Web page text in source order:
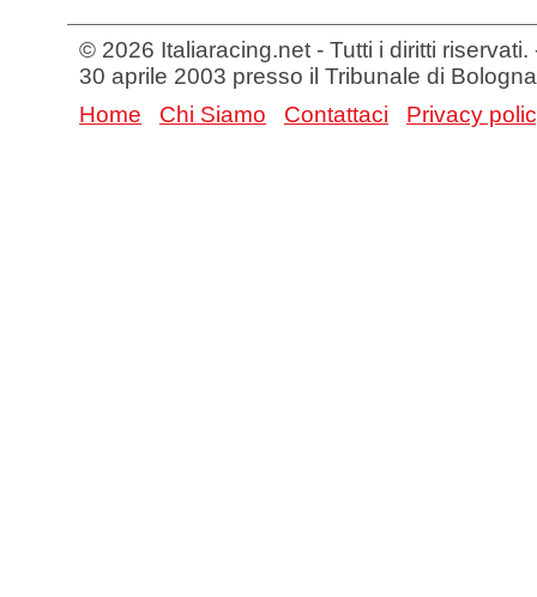
© 2026 Italiaracing.net - Tutti i diritti
30 aprile 2003 presso il Tribunale di Bologna
Home
Chi Siamo Contattaci Privacy